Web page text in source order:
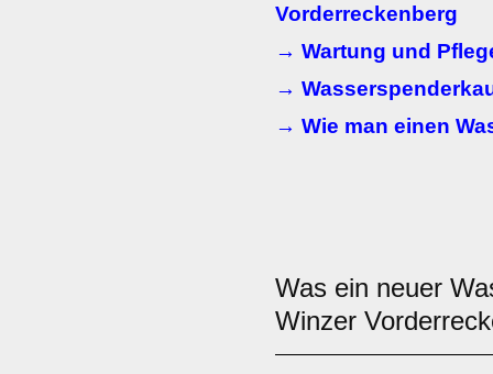
Vorderreckenberg
→ Wartung und
→
→ Wie man einen
Was ein neuer
Winzer